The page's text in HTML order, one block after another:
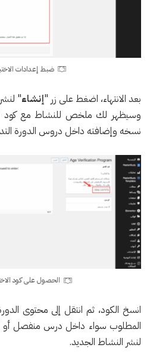
ضبط إعدادات
بعد الانتهاء، اضغط على زر "إنشاء"
وسيظهر لك ملخص للنشاط مع كود
نسخه وإضافته داخل دروس الدورة
الحصول على كود
انسخ الكود، ثم انتقل إلى محتوى
المطلوب سواء داخل درس منفصل أو
لنشر النشاط الجديد.